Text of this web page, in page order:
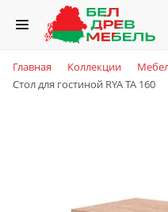
Главная Коллекции
Стол для гостиной RYA TA 160